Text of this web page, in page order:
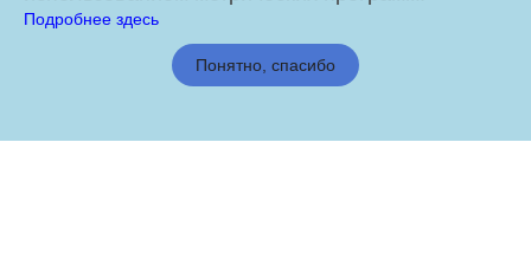
МБУК «Смоленский Планетарий» имени Ю.А. Гагарина © 2026
Администрация города Смоленска
Подробнее здесь
Понятно, спасибо